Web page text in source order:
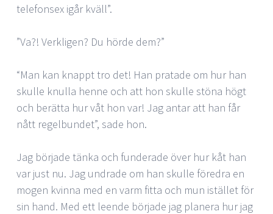
telefonsex igår kväll”.
”Va?! Verkligen? Du hörde dem?”
“Man kan knappt tro det! Han pratade om hur han
skulle knulla henne och att hon skulle stöna högt
och berätta hur våt hon var! Jag antar att han får
nått regelbundet”, sade hon.
Jag började tänka och funderade över hur kåt han
var just nu. Jag undrade om han skulle föredra en
mogen kvinna med en varm fitta och mun istället för
sin hand. Med ett leende började jag planera hur jag